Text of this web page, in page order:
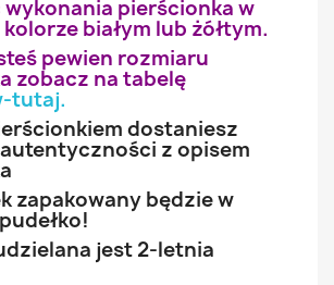
pierścionka w
białym lub żółtym.
pewien rozmiaru
zobacz na tabelę
tutaj.
dostaniesz
z opisem
zapakowany będzie w
jest 2-letnia